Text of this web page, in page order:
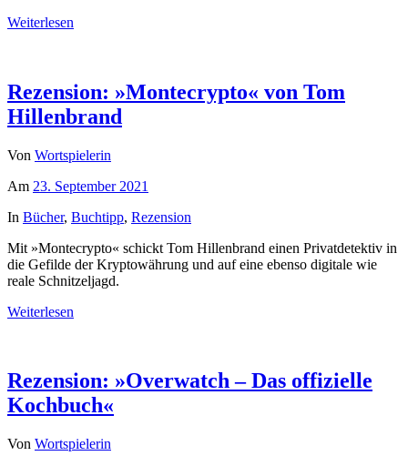
Weiterlesen
Rezension: »Montecrypto« von Tom
Hillenbrand
Von Wortspielerin
Am 23. September 2021
In Bücher, Buchtipp, Rezension
Mit »Montecrypto« schickt Tom Hillenbrand einen Privatdetektiv in
die Gefilde der Kryptowährung und auf eine ebenso digitale wie
reale Schnitzeljagd.
Weiterlesen
Rezension: »Overwatch – Das offizielle
Kochbuch«
Von Wortspielerin